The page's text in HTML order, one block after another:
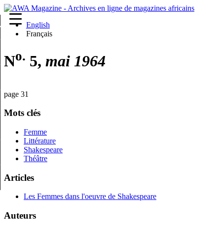
English
Français
No. 5, mai 1964
page 31
Mots clés
Femme
Littérature
Shakespeare
Théâtre
Articles
Les Femmes dans l'oeuvre de Shakespeare
Auteurs